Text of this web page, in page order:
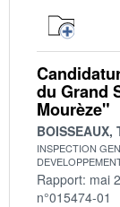
du Grand
Mourèze"
BOISSEAUX,
INSPECTION
Rapport: mai
n°015474-01